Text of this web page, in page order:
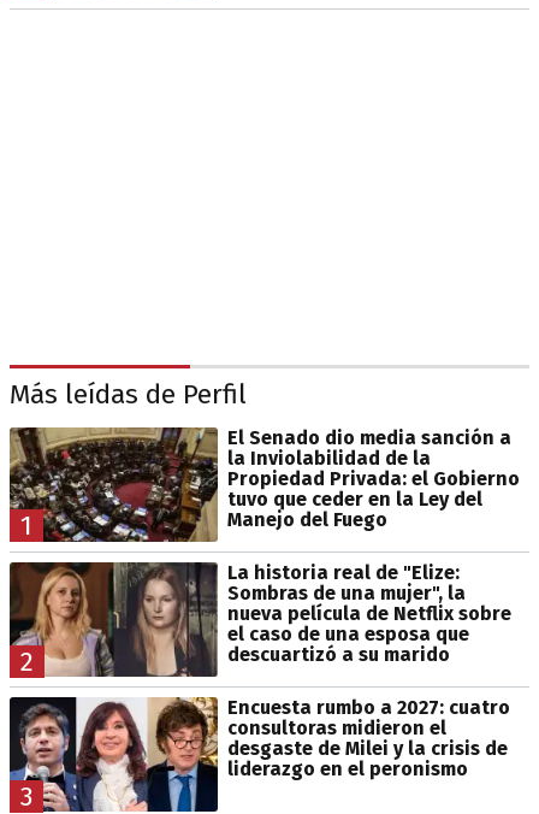
Más leídas de Perfil
1
El Senado dio media sanción a
la Inviolabilidad de la
Propiedad Privada: el Gobierno
tuvo que ceder en la Ley del
Manejo del Fuego
2
La historia real de "Elize:
Sombras de una mujer", la
nueva película de Netflix sobre
el caso de una esposa que
descuartizó a su marido
3
Encuesta rumbo a 2027: cuatro
consultoras midieron el
desgaste de Milei y la crisis de
liderazgo en el peronismo